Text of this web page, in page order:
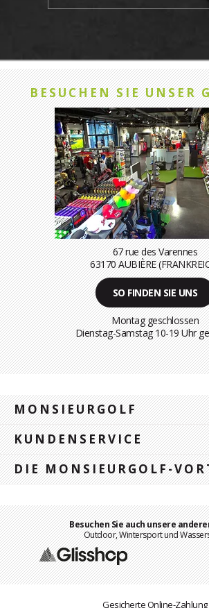
BESUCHEN SIE UNSER
67 rue des Varennes
63170 AUBIÈRE
SO FINDEN SIE UNS
Montag geschlossen
Dienstag-Samstag 10-19 Uhr
MONSIEURGOLF
KUNDENSERVICE
DIE MONSIEURGOLF-
Besuchen Sie auch unsere
Outdoor, Wintersport und
Gesicherte Online-Zahlung